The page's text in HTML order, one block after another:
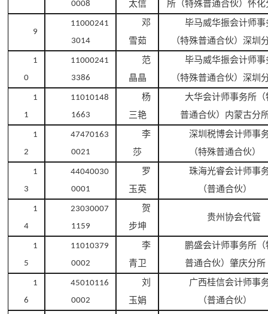
0008
太信
所（特殊普通合伙）怀化
9
11000241
3014
邓
雪茹
毕马威华振会计师事
（特殊普通合伙）深圳
1
0
11000241
3386
范
晶晶
毕马威华振会计师事
（特殊普通合伙）深圳
1
1
11010148
1663
杨
三艳
大华会计师事务所（
普通合伙）内蒙古分
1
2
47470163
0021
李
莎
深圳税博会计师事
（特殊普通合伙）
1
3
44040030
0001
罗
玉英
珠海光睿会计师事
（普通合伙）
1
4
23030007
1159
贺
步坤
贵州协会代管
1
5
11010379
0002
李
青卫
鹏盛会计师事务所（
普通合伙）肇庆分所
1
6
45010116
0002
刘
玉娟
广西桂信会计师事
（普通合伙）